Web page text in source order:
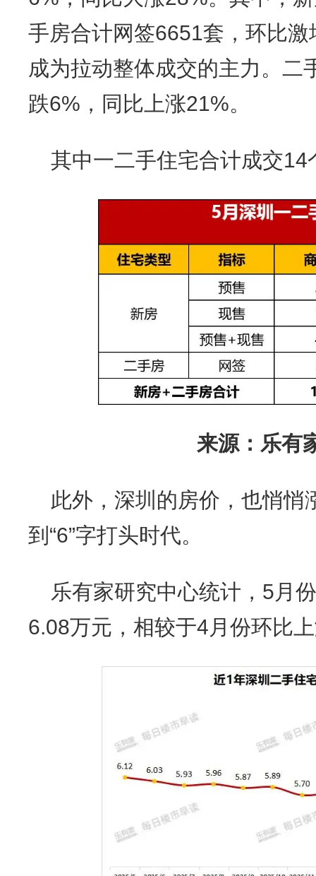
手房合计网签6651套，环比
成为拉动整体成交的主力。二
跌6%，同比上涨21%。
其中一二手住宅合计成交
来源：乐有
此外，深圳的房价，也悄悄
到“6”字打头时代。
乐有家研究中心统计，5月
6.08万元，相较于4月份环比